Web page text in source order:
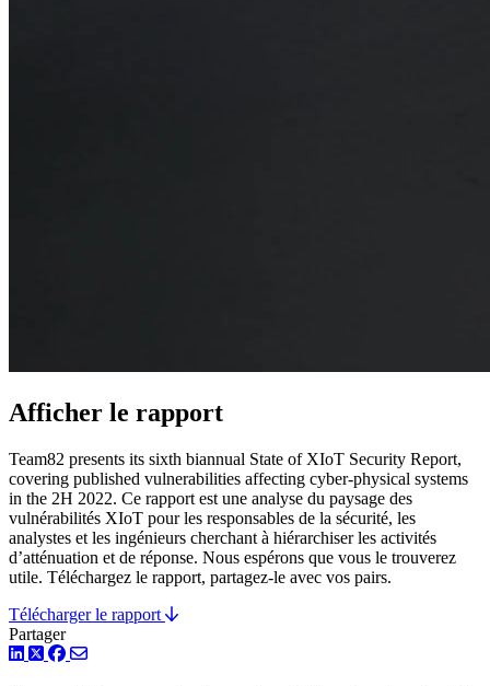
Afficher le rapport
Team82 presents its sixth biannual State of XIoT Security Report,
covering published vulnerabilities affecting cyber-physical systems
in the 2H 2022. Ce rapport est une analyse du paysage des
vulnérabilités XIoT pour les responsables de la sécurité, les
analystes et les ingénieurs cherchant à hiérarchiser les activités
d’atténuation et de réponse. Nous espérons que vous le trouverez
utile. Téléchargez le rapport, partagez-le avec vos pairs.
Télécharger le rapport
Partager
LinkedIn
TwitterFacebook